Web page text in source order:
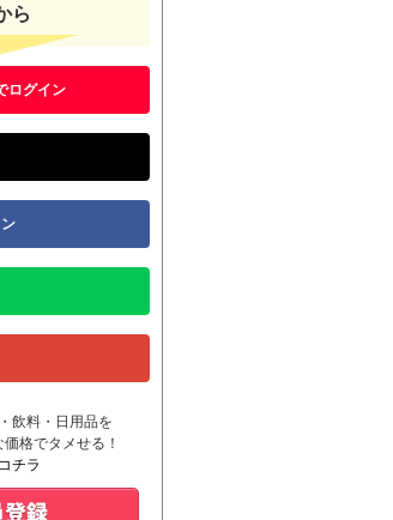
ら
ログイン
飲料・日用品を
格でタメせる！
チラ